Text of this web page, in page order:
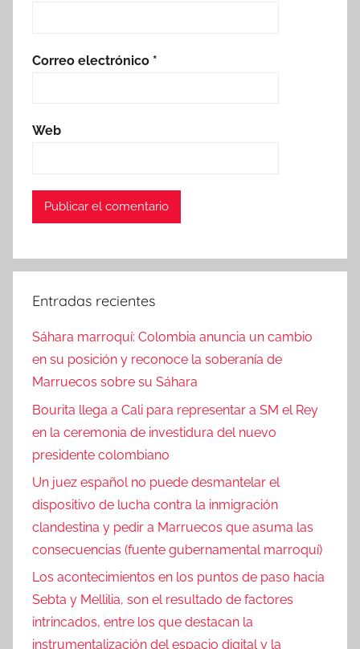
Correo electrónico *
Web
Entradas recientes
Sáhara marroquí: Colombia anuncia un cambio
en su posición y reconoce la soberanía de
Marruecos sobre su Sáhara
Bourita llega a Cali para representar a SM el Rey
en la ceremonia de investidura del nuevo
presidente colombiano
Un juez español no puede desmantelar el
dispositivo de lucha contra la inmigración
clandestina y pedir a Marruecos que asuma las
consecuencias (fuente gubernamental marroquí)
Los acontecimientos en los puntos de paso hacia
Sebta y Mellilia, son el resultado de factores
intrincados, entre los que destacan la
instrumentalización del espacio digital y la